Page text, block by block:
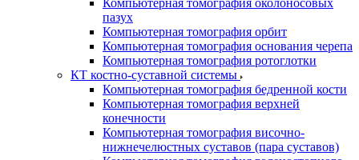
Компьютерная томография околоносовых
пазух
Компьютерная томография орбит
Компьютерная томография основания черепа
Компьютерная томография ротоглотки
КТ костно-суставной системы
Компьютерная томография бедренной кости
Компьютерная томография верхней
конечности
Компьютерная томография височно-
нижнечелюстных суставов (пара суставов)